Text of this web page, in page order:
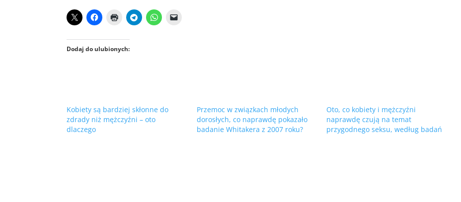
Dodaj do ulubionych:
Kobiety są bardziej skłonne do
zdrady niż mężczyźni – oto
dlaczego
Przemoc w związkach młodych
dorosłych, co naprawdę pokazało
badanie Whitakera z 2007 roku?
Oto, co kobiety i mężczyźni
naprawdę czują na temat
przygodnego seksu, według badań